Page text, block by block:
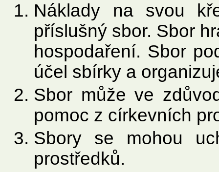
Náklady na svou
příslušný sbor. Sbor
hospodaření. Sbor
účel sbírky a
Sbor může ve
pomoc z církevních
Sbory se mohou
prostředků.